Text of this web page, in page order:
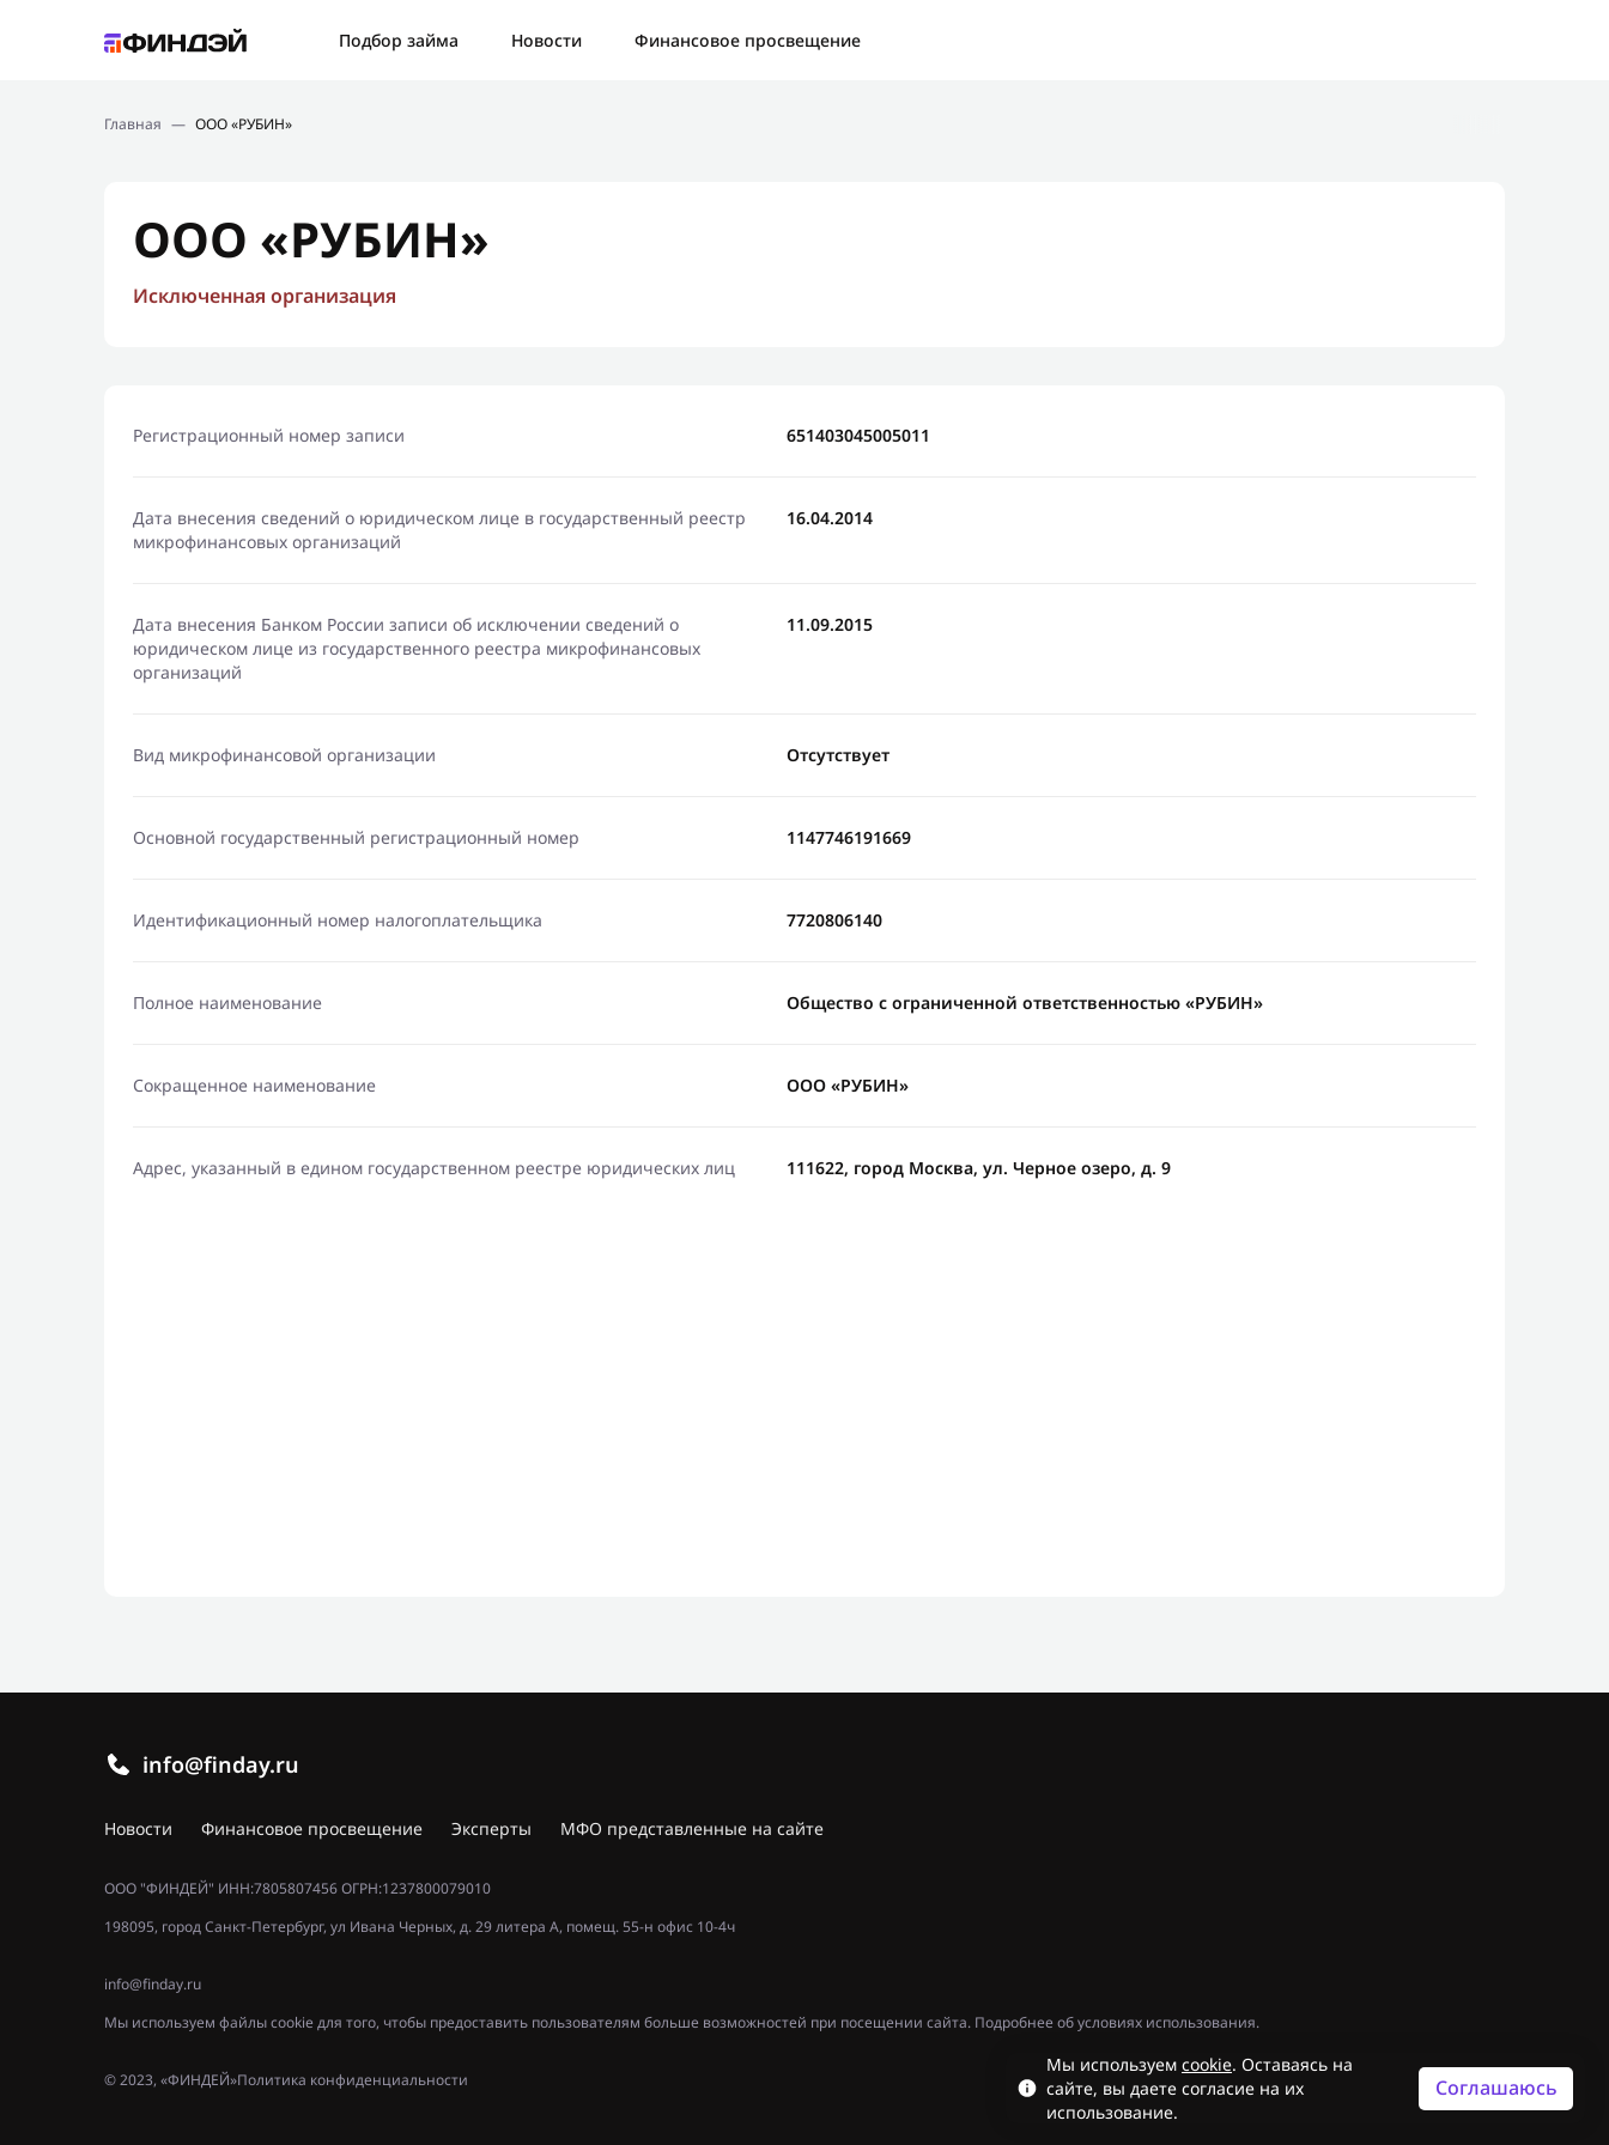
Подбор займа Новости
Финансовое просвещение
Новости
Главная — ООО «РУБИН»
ООО «РУБИН»
Исключенная организация
Регистрационный номер записи 651403045005011
Дата внесения сведений о юридическом лице в государственный реестр
микрофинансовых организаций
16.04.2014
Дата внесения Банком России записи об исключении сведений о
юридическом лице из государственного реестра микрофинансовых
организаций
11.09.2015
Вид микрофинансовой организации Отсутствует
Основной государственный регистрационный номер 1147746191669
Идентификационный номер налогоплательщика 7720806140
Полное наименование Общество с ограниченной ответственностью «РУБИН»
Сокращенное наименование ООО «РУБИН»
Адрес, указанный в едином государственном реестре юридических лиц 111622, город Москва, ул. Черное озеро, д. 9
info@finday.ru
Новости Финансовое просвещение Эксперты МФО представленные на сайте
ООО "ФИНДЕЙ" ИНН:7805807456 ОГРН:1237800079010
198095, город Санкт-Петербург, ул Ивана Черных, д. 29 литера А, помещ. 55-н офис 10-4ч
info@finday.ru
Мы используем файлы cookie для того, чтобы предоставить пользователям больше возможностей при посещении сайта. Подробнее об условиях использования.
Политика конфиденциальности
© 2023, «ФИНДЕЙ»
Мы используем cookie. Оставаясь на
сайте, вы даете согласие на их
использование.
Соглашаюсь
Ошибка: Контактная форма не найдена.